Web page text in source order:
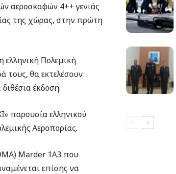
αεροσκαφών 4++ γενιάς
της χώρας, στην πρώτη
ελληνική Πολεμική
τους, θα εκτελέσουν
έκδοση.
παρουσία ελληνικού
Αεροπορίας.
Marder 1A3 που
επίσης να